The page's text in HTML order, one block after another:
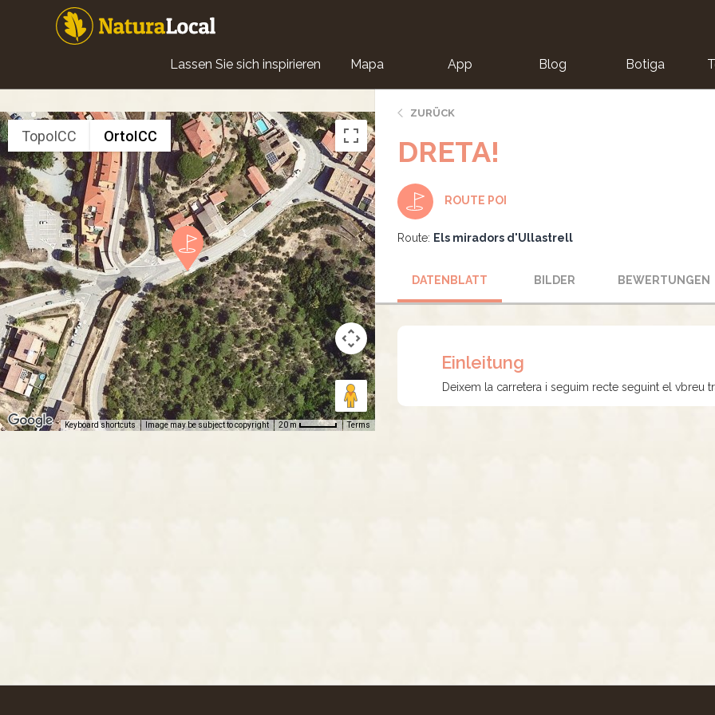
Main
navigation
Lassen Sie sich inspirieren Mapa App Blog Botiga
TopoICC OrtoICC
Keyboard shortcuts Image may be subject to copyright 20 m Terms
ZURÜCK
DRETA!
ROUTE POI
Route: Els miradors d'Ullastrell
DATENBLATT BILDER BEWERTUNGEN
Einleitung
Deixem la carretera i seguim recte seguint el vbreu